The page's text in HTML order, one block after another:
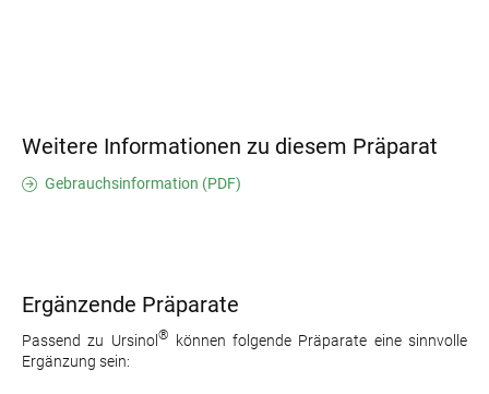
Weitere Informationen zu diesem Präparat
Gebrauchsinformation (PDF)
Ergänzende Präparate
Passend zu Ursinol ®
können folgende Präparate eine sinnvolle
Ergänzung sein: